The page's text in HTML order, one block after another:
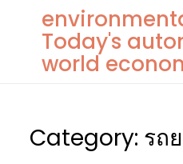
contentToday's
world
Category: รถ